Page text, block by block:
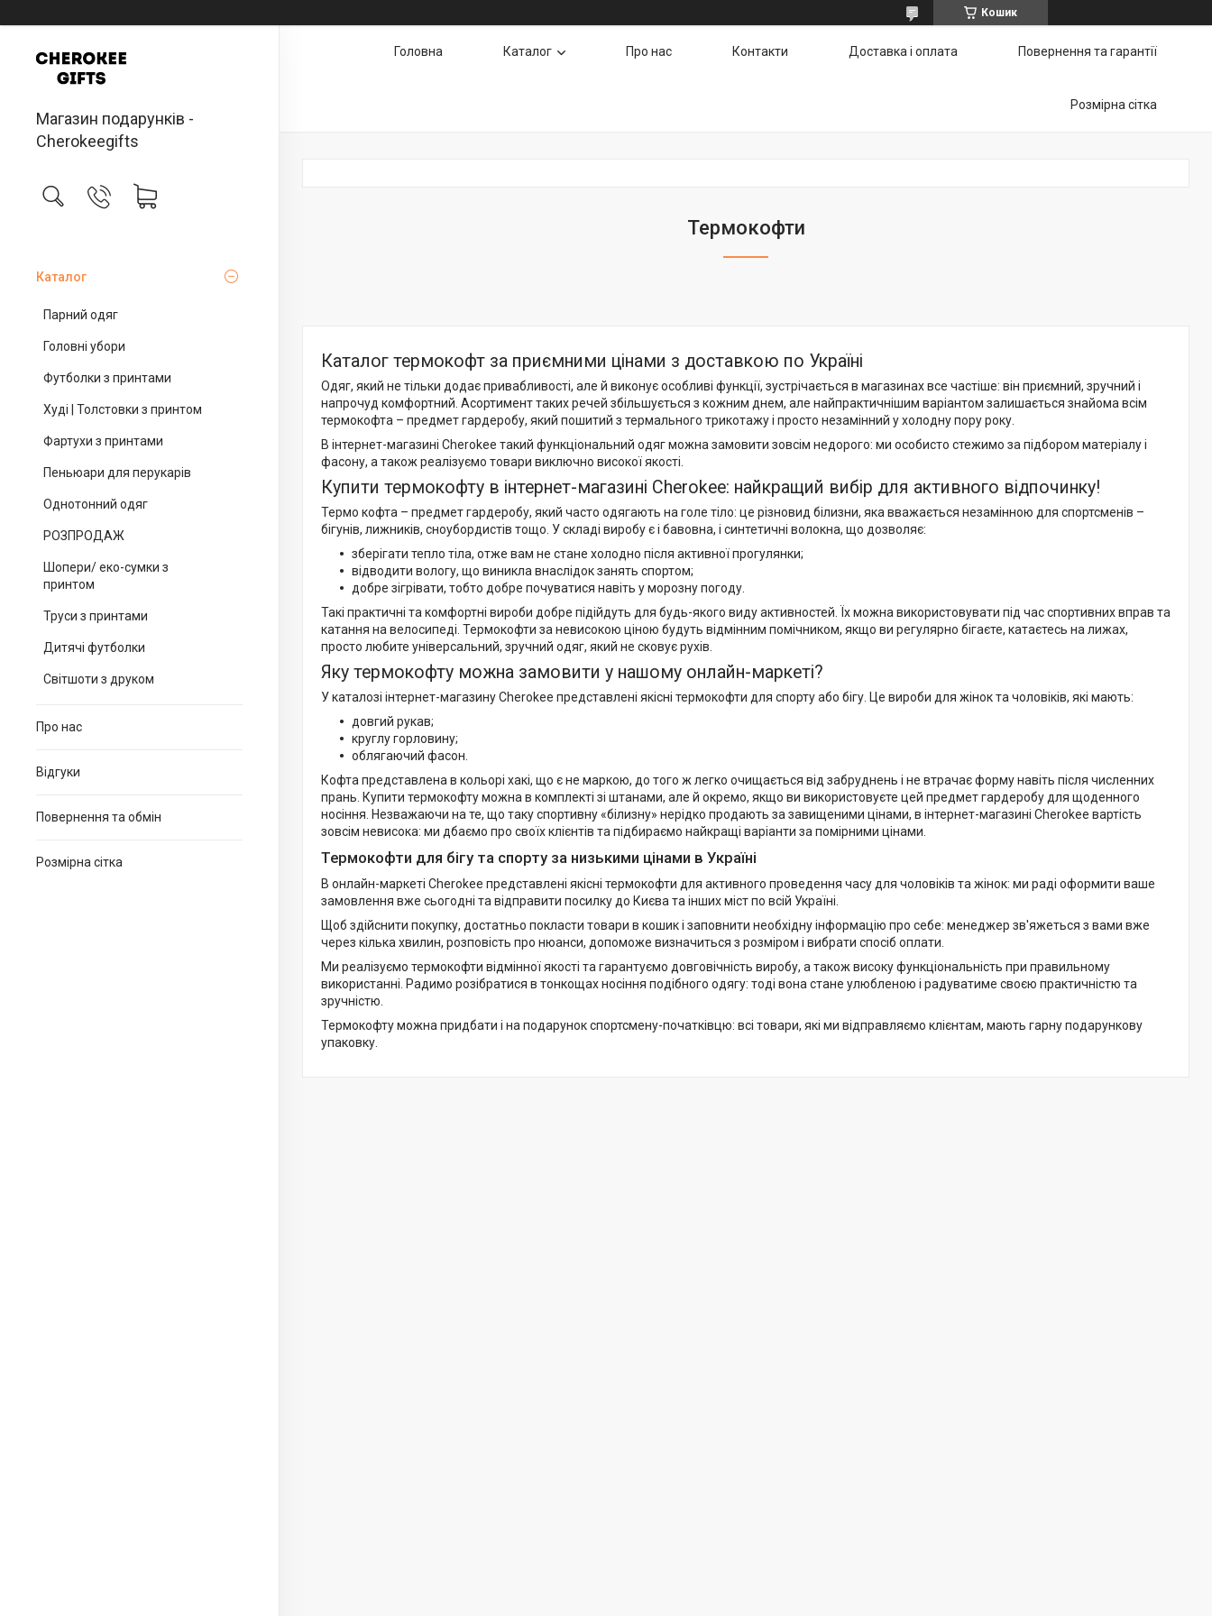
Кошик
Магазин подарунків -
Cherokeegifts
Каталог
Парний одяг
Головні убори
Футболки з принтами
Худі | Толстовки з принтом
Фартухи з принтами
Пеньюари для перукарів
Однотонний одяг
РОЗПРОДАЖ
Шопери/ еко-сумки з
принтом
Труси з принтами
Дитячі футболки
Світшоти з друком
Про нас
Відгуки
Повернення та обмін
Розмірна сітка
Головна Каталог Про нас Контакти Доставка і оплата Повернення та гарантії
Розмірна сітка
Термокофти
Каталог термокофт за приємними цінами з доставкою по Україні
Одяг, який не тільки додає привабливості, але й виконує особливі функції, зустрічається в магазинах все частіше: він приємний, зручний і
напрочуд комфортний. Асортимент таких речей збільшується з кожним днем, але найпрактичнішим варіантом залишається знайома всім
термокофта – предмет гардеробу, який пошитий з термального трикотажу і просто незамінний у холодну пору року.
В інтернет-магазині Cherokee такий функціональний одяг можна замовити зовсім недорого: ми особисто стежимо за підбором матеріалу і
фасону, а також реалізуємо товари виключно високої якості.
Купити термокофту в інтернет-магазині Cherokee: найкращий вибір для активного відпочинку!
Термо кофта – предмет гардеробу, який часто одягають на голе тіло: це різновид білизни, яка вважається незамінною для спортсменів –
бігунів, лижників, сноубордистів тощо. У складі виробу є і бавовна, і синтетичні волокна, що дозволяє:
зберігати тепло тіла, отже вам не стане холодно після активної прогулянки;
відводити вологу, що виникла внаслідок занять спортом;
добре зігрівати, тобто добре почуватися навіть у морозну погоду.
Такі практичні та комфортні вироби добре підійдуть для будь-якого виду активностей. Їх можна використовувати під час спортивних вправ та
катання на велосипеді. Термокофти за невисокою ціною будуть відмінним помічником, якщо ви регулярно бігаєте, катаєтесь на лижах,
просто любите універсальний, зручний одяг, який не сковує рухів.
Яку термокофту можна замовити у нашому онлайн-маркеті?
У каталозі інтернет-магазину Cherokee представлені якісні термокофти для спорту або бігу. Це вироби для жінок та чоловіків, які мають:
довгий рукав;
круглу горловину;
облягаючий фасон.
Кофта представлена в кольорі хакі, що є не маркою, до того ж легко очищається від забруднень і не втрачає форму навіть після численних
прань. Купити термокофту можна в комплекті зі штанами, але й окремо, якщо ви використовуєте цей предмет гардеробу для щоденного
носіння. Незважаючи на те, що таку спортивну «білизну» нерідко продають за завищеними цінами, в інтернет-магазині Cherokee вартість
зовсім невисока: ми дбаємо про своїх клієнтів та підбираємо найкращі варіанти за помірними цінами.
Термокофти для бігу та спорту за низькими цінами в Україні
В онлайн-маркеті Cherokee представлені якісні термокофти для активного проведення часу для чоловіків та жінок: ми раді оформити ваше
замовлення вже сьогодні та відправити посилку до Києва та інших міст по всій Україні.
Щоб здійснити покупку, достатньо покласти товари в кошик і заповнити необхідну інформацію про себе: менеджер зв'яжеться з вами вже
через кілька хвилин, розповість про нюанси, допоможе визначиться з розміром і вибрати спосіб оплати.
Ми реалізуємо термокофти відмінної якості та гарантуємо довговічність виробу, а також високу функціональність при правильному
використанні. Радимо розібратися в тонкощах носіння подібного одягу: тоді вона стане улюбленою і радуватиме своєю практичністю та
зручністю.
Термокофту можна придбати і на подарунок спортсмену-початківцю: всі товари, які ми відправляємо клієнтам, мають гарну подарункову
упаковку.